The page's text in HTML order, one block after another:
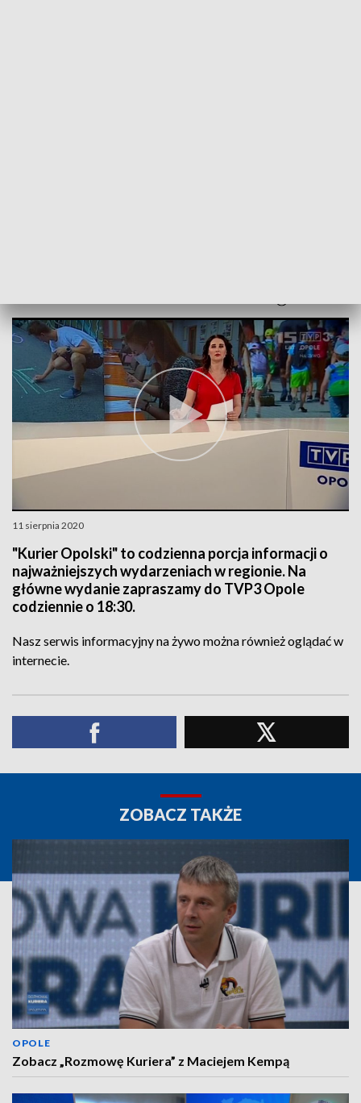
11 sierpnia 2020
"Kurier Opolski" to codzienna porcja informacji o
najważniejszych wydarzeniach w regionie. Na
główne wydanie zapraszamy do TVP3 Opole
codziennie o 18:30.
Nasz serwis informacyjny na żywo można również oglądać w
internecie.
ZOBACZ TAKŻE
OPOLE
Zobacz „Rozmowę Kuriera” z Maciejem Kempą